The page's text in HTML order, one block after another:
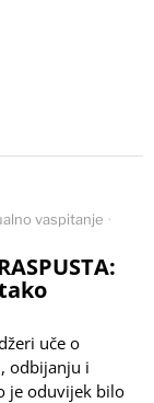
vaspitanje ·
uče o
odbijanju i
je oduvijek bilo